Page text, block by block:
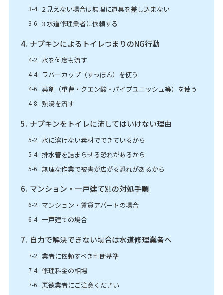
2.見えない場合は無理に道具を差し込まない
3.水道修理業者に依頼する
ナプキンによるトイレつまりのNG行動
水を何度も流す
ラバーカップ（すっぽん）を使う
薬剤（重曹・クエン酸・パイプユニッシュ等）を使う
熱湯を流す
ナプキンをトイレに流してはいけない理由
水に溶けない素材でできているから
排水管を詰まらせる恐れがあるから
無理な作業で被害が広がる恐れがあるから
マンション・一戸建て別の対処手順
マンション・賃貸アパートの場合
一戸建ての場合
自力で解決できない場合は水道修理業者へ
業者に依頼すべき判断基準
修理料金の相場
悪徳業者にご注意ください